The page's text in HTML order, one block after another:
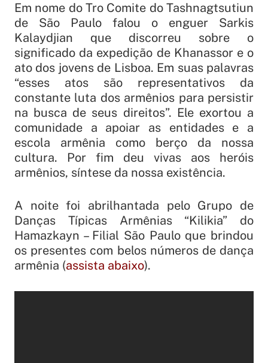
Em nome do Tro Comite do Tashnagtsutiun
de São Paulo falou o enguer Sarkis
Kalaydjian que discorreu sobre o
significado da expedição de Khanassor e o
ato dos jovens de Lisboa. Em suas palavras
“esses atos são representativos da
constante luta dos armênios para persistir
na busca de seus direitos”. Ele exortou a
comunidade a apoiar as entidades e a
escola armênia como berço da nossa
cultura. Por fim deu vivas aos heróis
armênios, síntese da nossa existência.
A noite foi abrilhantada pelo Grupo de
Danças Típicas Armênias “Kilikia” do
Hamazkayn – Filial São Paulo que brindou
os presentes com belos números de dança
armênia (assista abaixo).